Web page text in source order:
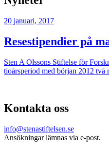
20 januari, 2017
Resestipendier på
Sten A Olssons Stiftelse för
tioårsperiod med början 2012
Kontakta oss
info@stenastiftelsen.se
Ansökningar lämnas via e-post.